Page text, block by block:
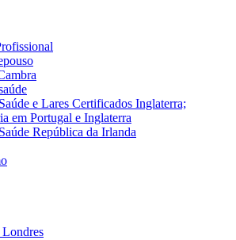
e Lares Certificados Inglaterra;
em Portugal e Inglaterra
República da Irlanda
Londres